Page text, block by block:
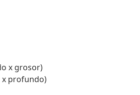
x grosor)
x profundo)